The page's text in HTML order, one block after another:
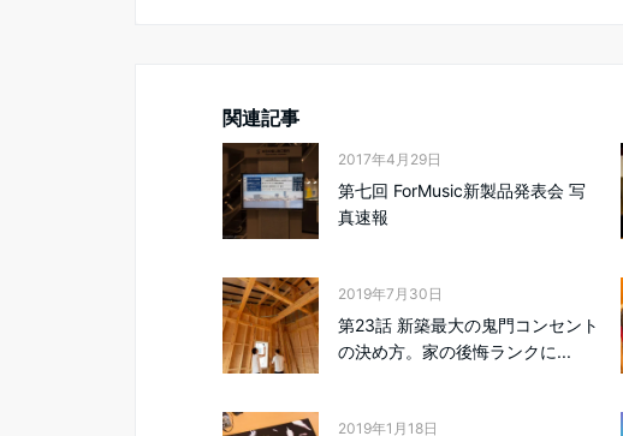
関連記事
2017年4月29日
第七回 ForMusic新製品発表会 写
真速報
2019年7月30日
第23話 新築最大の鬼門コンセント
の決め方。家の後悔ランクに...
2019年1月18日